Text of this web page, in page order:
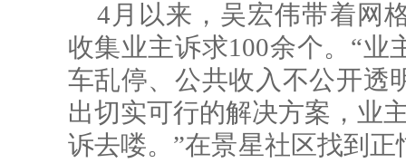
4月以来，吴宏伟带着网
收集业主诉求100余个。“
车乱停、公共收入不公开透
出切实可行的解决方案，业
诉去喽。”在景星社区找到